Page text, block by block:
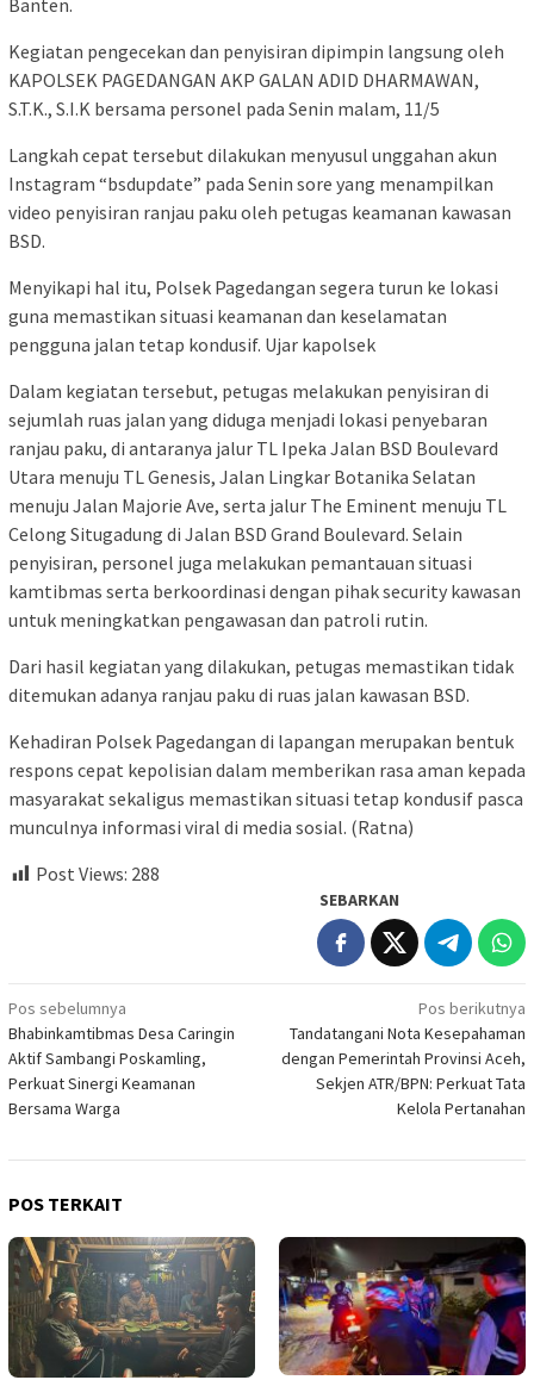
Banten.
Kegiatan pengecekan dan penyisiran dipimpin langsung oleh
KAPOLSEK PAGEDANGAN AKP GALAN ADID DHARMAWAN,
S.T.K., S.I.K bersama personel pada Senin malam, 11/5
Langkah cepat tersebut dilakukan menyusul unggahan akun
Instagram “bsdupdate” pada Senin sore yang menampilkan
video penyisiran ranjau paku oleh petugas keamanan kawasan
BSD.
Menyikapi hal itu, Polsek Pagedangan segera turun ke lokasi
guna memastikan situasi keamanan dan keselamatan
pengguna jalan tetap kondusif. Ujar kapolsek
Dalam kegiatan tersebut, petugas melakukan penyisiran di
sejumlah ruas jalan yang diduga menjadi lokasi penyebaran
ranjau paku, di antaranya jalur TL Ipeka Jalan BSD Boulevard
Utara menuju TL Genesis, Jalan Lingkar Botanika Selatan
menuju Jalan Majorie Ave, serta jalur The Eminent menuju TL
Celong Situgadung di Jalan BSD Grand Boulevard. Selain
penyisiran, personel juga melakukan pemantauan situasi
kamtibmas serta berkoordinasi dengan pihak security kawasan
untuk meningkatkan pengawasan dan patroli rutin.
Dari hasil kegiatan yang dilakukan, petugas memastikan tidak
ditemukan adanya ranjau paku di ruas jalan kawasan BSD.
Kehadiran Polsek Pagedangan di lapangan merupakan bentuk
respons cepat kepolisian dalam memberikan rasa aman kepada
masyarakat sekaligus memastikan situasi tetap kondusif pasca
munculnya informasi viral di media sosial. (Ratna)
Post Views: 288
SEBARKAN
Navigasi
pos
Pos sebelumnya
Bhabinkamtibmas Desa Caringin
Aktif Sambangi Poskamling,
Perkuat Sinergi Keamanan
Bersama Warga
Pos berikutnya
Tandatangani Nota Kesepahaman
dengan Pemerintah Provinsi Aceh,
Sekjen ATR/BPN: Perkuat Tata
Kelola Pertanahan
POS TERKAIT